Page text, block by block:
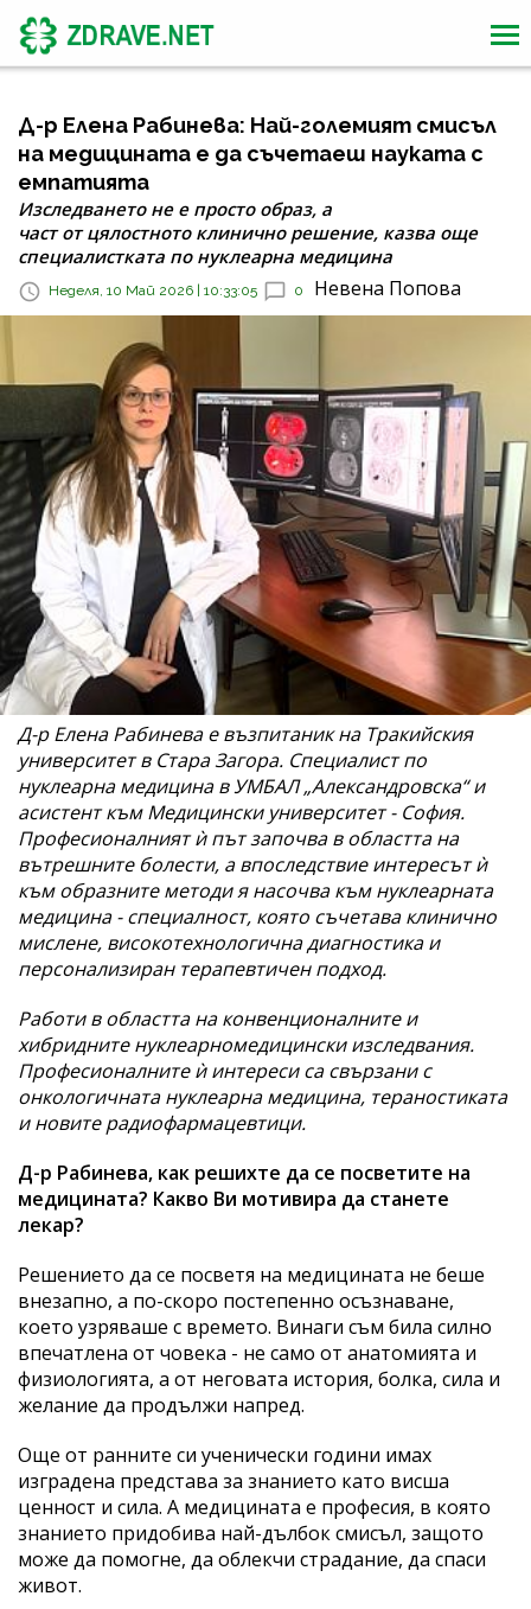
Д-р Елена Рабинева: Най-големият смисъл
на медицината е да съчетаеш науката с
емпатията
Изследването не е просто образ, а
част от цялостното клинично решение, казва още
специалистката по нуклеарна медицина
Неделя, 10 Май 2026 | 10:33:05 0 Невена Попова
Д-р Елена Рабинева е възпитаник на Тракийския
университет в Стара Загора. Специалист по
нуклеарна медицина в УМБАЛ „Александровска“ и
асистент към Медицински университет - София.
Професионалният ѝ път започва в областта на
вътрешните болести, а впоследствие интересът ѝ
към образните методи я насочва към нуклеарната
медицина - специалност, която съчетава клинично
мислене, високотехнологична диагностика и
персонализиран терапевтичен подход.
Работи в областта на конвенционалните и
хибридните нуклеарномедицински изследвания.
Професионалните ѝ интереси са свързани с
онкологичната нуклеарна медицина, тераностиката
и новите радиофармацевтици.
Д-р Рабинева, как решихте да се посветите на
медицината? Какво Ви мотивира да станете
лекар?
Решението да се посветя на медицината не беше
внезапно, а по-скоро постепенно осъзнаване,
което узряваше с времето. Винаги съм била силно
впечатлена от човека - не само от анатомията и
физиологията, а от неговата история, болка, сила и
желание да продължи напред.
Още от ранните си ученически години имах
изградена представа за знанието като висша
ценност и сила. А медицината е професия, в която
знанието придобива най-дълбок смисъл, защото
може да помогне, да облекчи страдание, да спаси
живот.